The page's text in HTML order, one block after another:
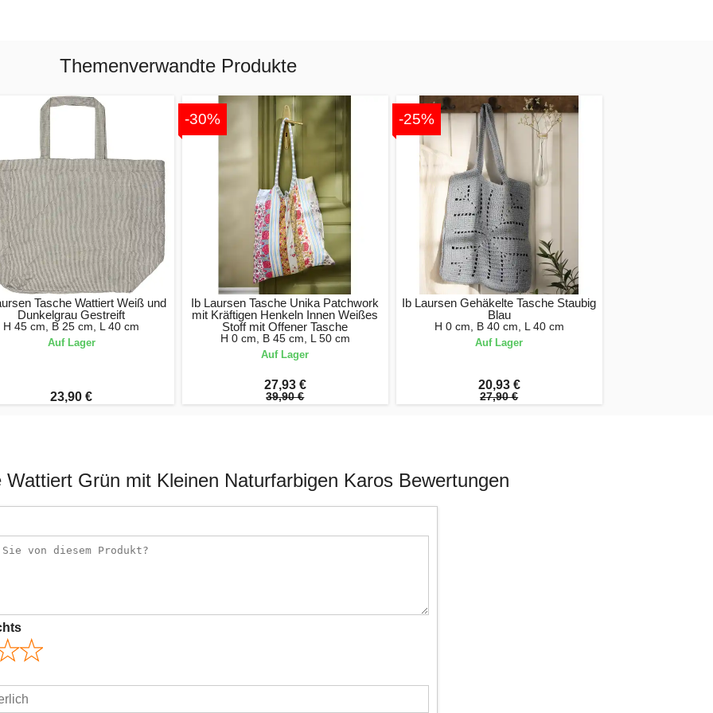
Themenverwandte Produkte
Tasche Wattiert Weiß und
Dunkelgrau Gestreift
H 45 cm, B 25 cm, L 40 cm
Auf Lager
23,90 €
-30%
Ib Laursen Tasche Unika Patchwork
mit Kräftigen Henkeln Innen Weißes
Stoff mit Offener Tasche
H 0 cm, B 45 cm, L 50 cm
Auf Lager
27,93 €
39,90 €
-25%
Ib Laursen Gehäkelte Tasche Staubig
Blau
H 0 cm, B 40 cm, L 40 cm
Auf Lager
20,93 €
27,90 €
Wattiert Grün mit Kleinen Naturfarbigen Karos Bewertungen